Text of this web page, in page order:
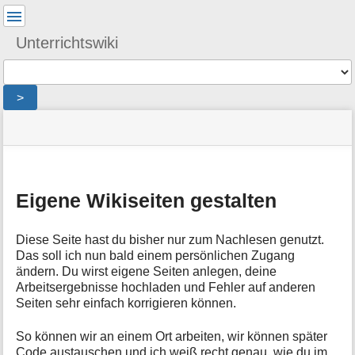
Unterrichtswiki
>
Werkzeuge
e
a
i
n
f
o
r
a
Eigene Wikiseiten gestalten
Diese Seite hast du bisher nur zum Nachlesen genutzt.
Das soll ich nun bald einem persönlichen Zugang
ändern. Du wirst eigene Seiten anlegen, deine
Arbeitsergebnisse hochladen und Fehler auf anderen
Seiten sehr einfach korrigieren können.
So können wir an einem Ort arbeiten, wir können später